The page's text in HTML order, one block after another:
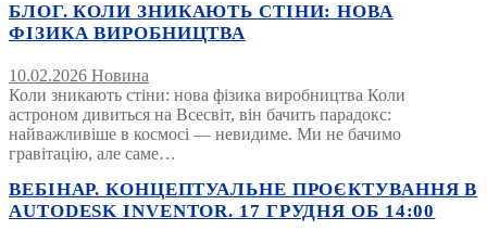
БЛОГ. КОЛИ ЗНИКАЮТЬ СТІНИ: НОВА
ФІЗИКА ВИРОБНИЦТВА
10.02.2026 Новина
Коли зникають стіни: нова фізика виробництва Коли
астроном дивиться на Всесвіт, він бачить парадокс:
найважливіше в космосі — невидиме. Ми не бачимо
гравітацію, але саме…
ВЕБІНАР. КОНЦЕПТУАЛЬНЕ ПРОЄКТУВАННЯ В
AUTODESK INVENTOR. 17 ГРУДНЯ ОБ 14:00